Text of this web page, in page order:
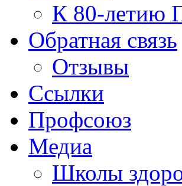
К 80-летию
Обратная связь
Отзывы
Ссылки
Профсоюз
Медиа
Школы